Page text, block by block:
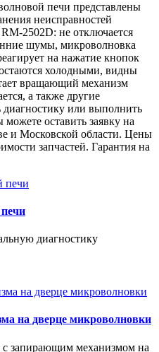
печи представлены
неисправностей
2502D: не отключается
шумы, микроволновка
на нажатие кнопок
холодными, видны
вращающий механизм
а также другие
диагностику или выполнить
оставить заявку на
и Московской области. Цены
запчастей. Гарантия на
диагностику
на дверце микроволновки
запирающим механизмом на